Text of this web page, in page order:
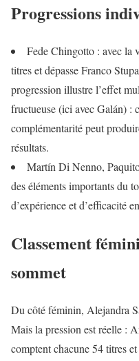
Progressions
Fede Chingotto : avec la
titres et dépasse Franco
progression illustre l’effet
fructueuse (ici avec Galán) :
complémentarité peut
résultats.
Martín Di Nenno,
des éléments importants du
d’expérience et d’efficacité
Classement
sommet
Du côté féminin, Alejandra
Mais la pression est réelle :
comptent chacune 54 titres